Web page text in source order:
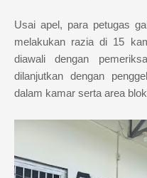
Usai apel, para petugas
melakukan razia di 15
diawali dengan
dilanjutkan dengan
dalam kamar serta area